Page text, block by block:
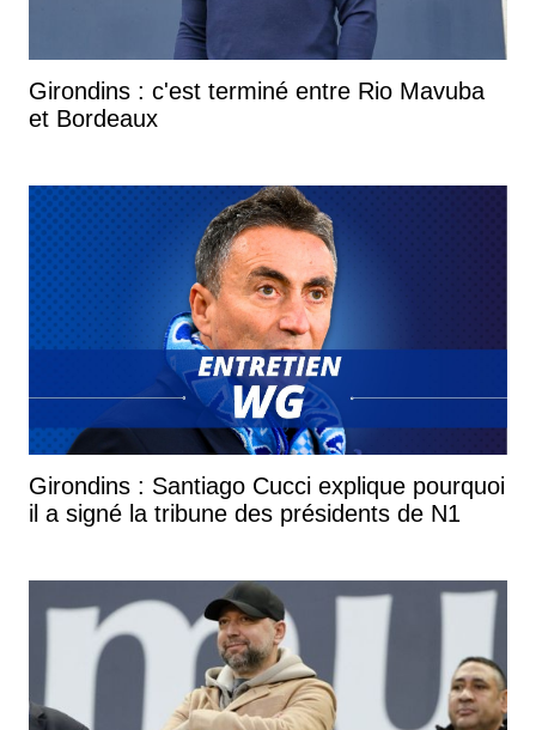
Girondins : c'est terminé entre Rio Mavuba
et Bordeaux
Girondins : Santiago Cucci explique pourquoi
il a signé la tribune des présidents de N1